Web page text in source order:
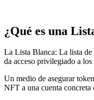
¿Qué es una
La Lista Blanca: La lista
da acceso privilegiado a
Un medio de asegurar
NFT a una cuenta concreta